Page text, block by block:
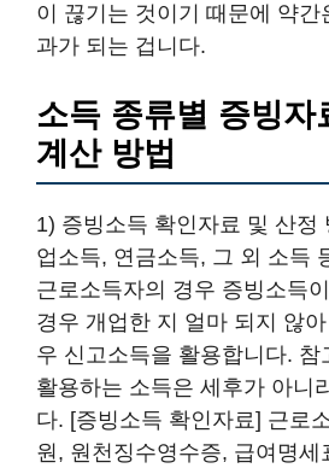
이 끊기는 것이기 때문에 약간
과가 되는 겁니다.
소득 종류별 증빙자
계산 방법
1) 증빙소득 확인자료 및 산정
업소득, 연금소득, 그 외 소득
근로소득자의 경우 증빙소득
경우 개업한 지 얼마 되지 않
우 신고소득을 활용합니다. 참
활용하는 소득은 세후가 아니
다. [증빙소득 확인자료] 근로
원, 원천징수영수증, 급여명세